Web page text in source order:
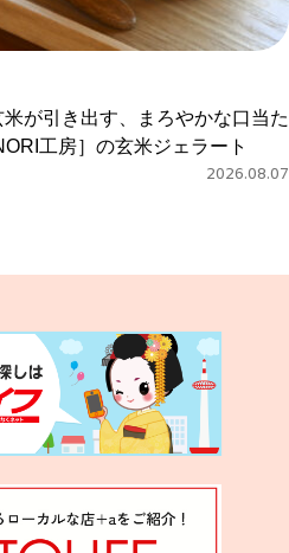
米が引き出す、まろやかな口当た
工房］の玄米ジェラート
2026.08.07